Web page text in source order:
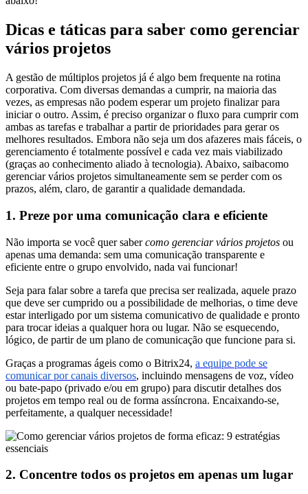
Dicas e táticas para saber como gerenciar
vários projetos
A gestão de múltiplos projetos já é algo bem frequente na rotina
corporativa. Com diversas demandas a cumprir, na maioria das
vezes, as empresas não podem esperar um projeto finalizar para
iniciar o outro. Assim, é preciso organizar o fluxo para cumprir com
ambas as tarefas e trabalhar a partir de prioridades para gerar os
melhores resultados. Embora não seja um dos afazeres mais fáceis, o
gerenciamento é totalmente possível e cada vez mais viabilizado
(graças ao conhecimento aliado à tecnologia). Abaixo, saibacomo
gerenciar vários projetos simultaneamente sem se perder com os
prazos, além, claro, de garantir a qualidade demandada.
1. Preze por uma comunicação clara e eficiente
Não importa se você quer sabercomo gerenciar vários projetos ou
apenas uma demanda: sem uma comunicação transparente e
eficiente entre o grupo envolvido, nada vai funcionar!
Seja para falar sobre a tarefa que precisa ser realizada, aquele prazo
que deve ser cumprido ou a possibilidade de melhorias, o time deve
estar interligado por um sistema comunicativo de qualidade e pronto
para trocar ideias a qualquer hora ou lugar. Não se esquecendo,
lógico, de partir de um plano de comunicação que funcione para si.
Graças a programas ágeis como o Bitrix24, a equipe pode se
comunicar por canais diversos, incluindo mensagens de voz, vídeo
ou bate-papo (privado e/ou em grupo) para discutir detalhes dos
projetos em tempo real ou de forma assíncrona. Encaixando-se,
perfeitamente, a qualquer necessidade!
2. Concentre todos os projetos em apenas um lugar